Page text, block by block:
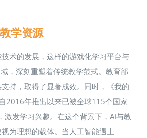
学资源
术的发展，这样的游戏化学习平台与
，深刻重塑着传统教学范式。教育部
持，取得了显著成效。同时，《我的
2016年推出以来已被全球115个国家
发学习兴趣。在这个背景下，AI与教
为理想的载体。当人工智能遇上